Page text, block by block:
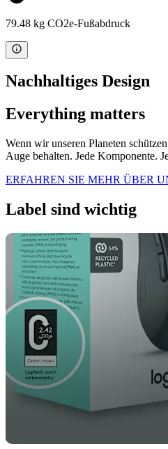
79.48 kg CO2e-Fußabdruck
Nachhaltiges Design
Everything matters
Wenn wir unseren Planeten
Auge behalten. Jede Komponente.
ERFAHREN SIE MEHR ÜBER
Label sind wichtig